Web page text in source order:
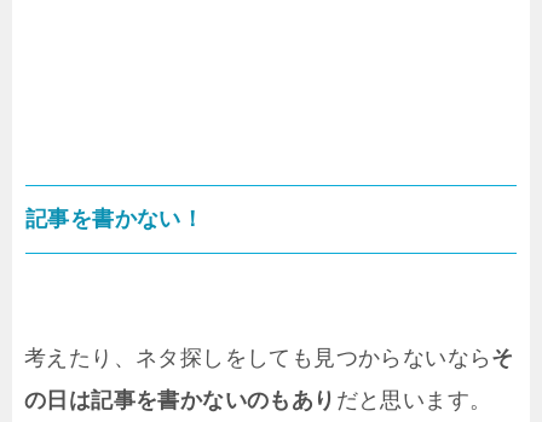
記事を書かない！
考えたり、ネタ探しをしても見つからないなら そ
の日は記事を書かないのもあり だと思います。